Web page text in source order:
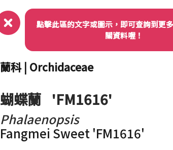
點擊此區的文字或圖示，即可查詢到更
關資料喔！
蘭科 | Orchidaceae
蝴蝶蘭 'FM1616'
Phalaenopsis
Fangmei Sweet 'FM1616'